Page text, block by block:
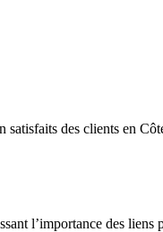
satisfaits des clients en
l’importance des liens